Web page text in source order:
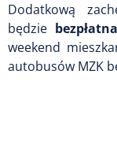
Dodatkową
będzie
weekend
autobusów MZK